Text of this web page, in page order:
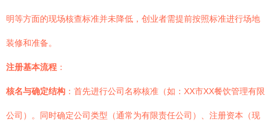
明等方面的现场核查标准并未降低，创业者需提前按照标准进行场地
装修和准备。
注册基本流程 ：
核名与确定结构 ：首先进行公司名称核准（如：XX市XX餐饮管理有限
公司）。同时确定公司类型（通常为有限责任公司）、注册资本（现